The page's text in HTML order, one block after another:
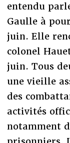
entendu
Gaulle à
juin. Elle
colonel
juin. Tous
une vieille
des
activités
notamment